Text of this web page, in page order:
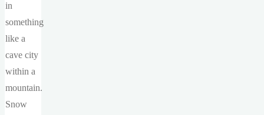
in
something
like a
cave city
within a
mountain.
Snow